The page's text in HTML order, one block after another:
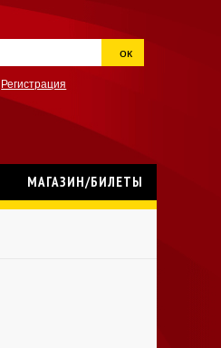
ок
Регистрация
МАГАЗИН/БИЛЕТЫ